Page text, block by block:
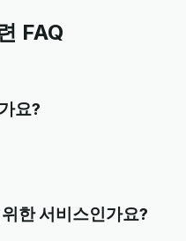
FAQ
요?
한 서비스인가요?